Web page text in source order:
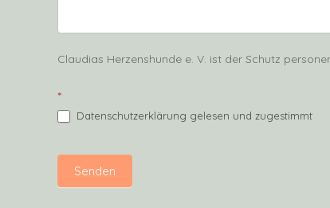
Claudias Herzenshunde e. V. ist der Schutz
*
Datenschutzerklärung gelesen und zugestimmt
Senden